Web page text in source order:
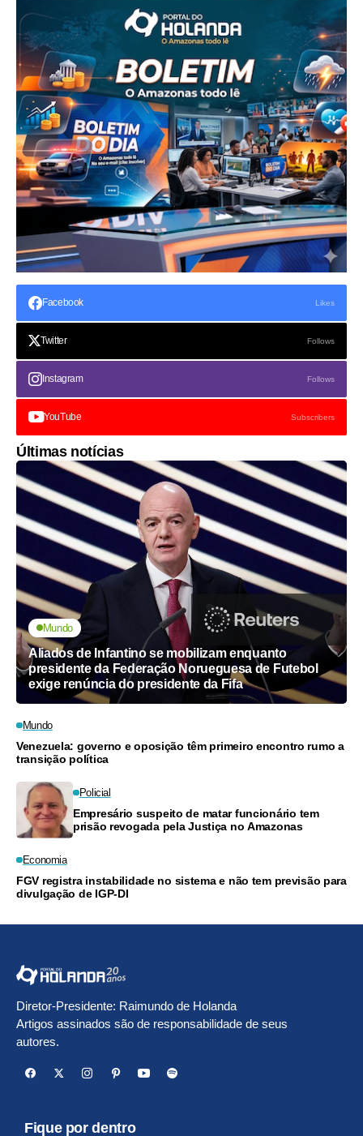
Facebook Likes
Twitter Follows
Instagram Follows
YouTube Subscribers
Últimas notícias
Mundo
Aliados de Infantino se mobilizam enquanto
presidente da Federação Norueguesa de Futebol
exige renúncia do presidente da Fifa
Mundo
Venezuela: governo e oposição têm primeiro encontro rumo a
transição política
Policial
Empresário suspeito de matar funcionário tem
prisão revogada pela Justiça no Amazonas
Economia
FGV registra instabilidade no sistema e não tem previsão para
divulgação de IGP-DI
Diretor-Presidente: Raimundo de Holanda
Artigos assinados são de responsabilidade de seus
autores.
Fique por dentro